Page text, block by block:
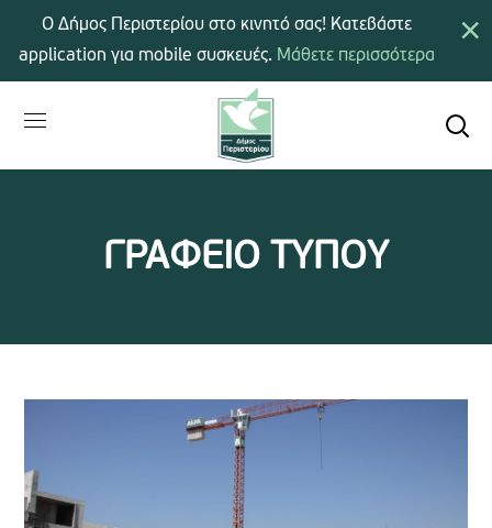
ΓΡΑΦΕΙΟ ΤΥΠΟΥ
×
Ο Δήμος Περιστερίου στο κινητό σας! Κατεβάστε
application για mobile συσκευές. Μάθετε περισσότερα